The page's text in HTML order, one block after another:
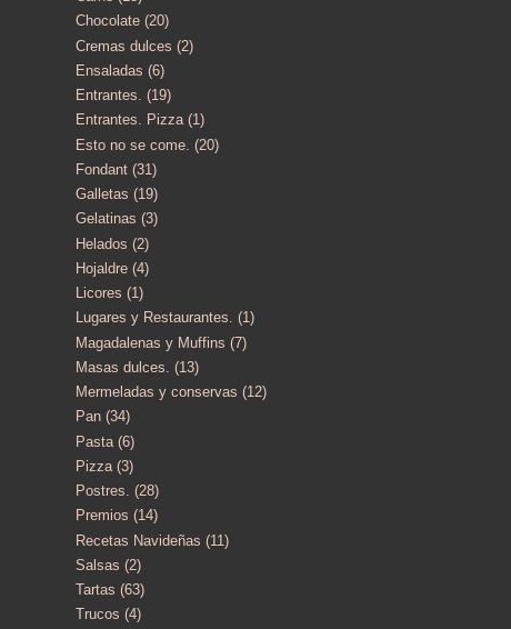
Chocolate (20)
Cremas dulces (2)
Ensaladas (6)
Entrantes. (19)
Entrantes. Pizza (1)
Esto no se come. (20)
Fondant (31)
Galletas (19)
Gelatinas (3)
Helados (2)
Hojaldre (4)
Licores (1)
Lugares y Restaurantes. (1)
Magadalenas y Muffins (7)
Masas dulces. (13)
Mermeladas y conservas (12)
Pan (34)
Pasta (6)
Pizza (3)
Postres. (28)
Premios (14)
Recetas Navideñas (11)
Salsas (2)
Tartas (63)
Trucos (4)